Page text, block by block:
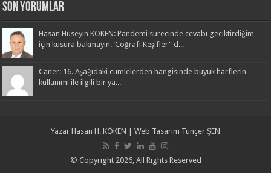
Son Yorumlar
Hasan Hüseyin KÖKEN: Pandemi sürecinde cevabı geciktirdiğim
için kusura bakmayın."Coğrafi Keşifler" d...
Caner: 16. Aşağıdaki cümlelerden hangisinde büyük harflerin
kullanımı ile ilgili bir ya...
Yazar Hasan H. KÖKEN | Web Tasarım Tunçer ŞEN
© Copyright 2026, All Rights Reserved